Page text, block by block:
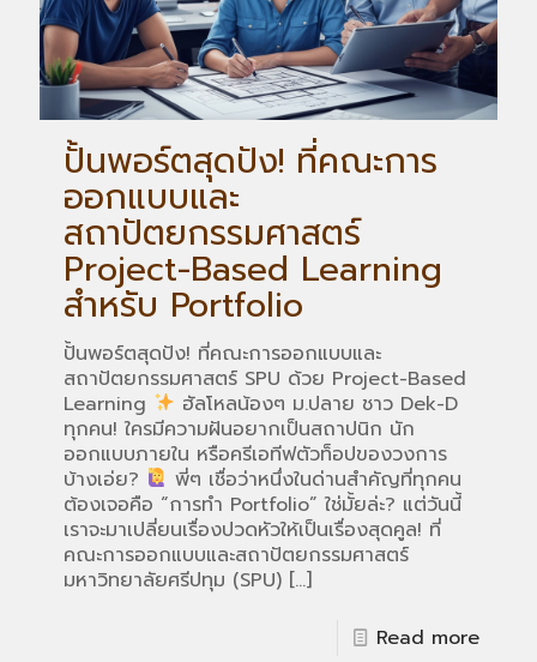
ปั้นพอร์ตสุดปัง! ที่คณะการ
ออกแบบและ
สถาปัตยกรรมศาสตร์
Project-Based Learning
สำหรับ Portfolio
ปั้นพอร์ตสุดปัง! ที่คณะการออกแบบและ
สถาปัตยกรรมศาสตร์ SPU ด้วย Project-Based
Learning
ฮัลโหลน้องๆ ม.ปลาย ชาว Dek-D
ทุกคน! ใครมีความฝันอยากเป็นสถาปนิก นัก
ออกแบบภายใน หรือครีเอทีฟตัวท็อปของวงการ
บ้างเอ่ย?
พี่ๆ เชื่อว่าหนึ่งในด่านสำคัญที่ทุกคน
ต้องเจอคือ “การทำ Portfolio” ใช่มั้ยล่ะ? แต่วันนี้
เราจะมาเปลี่ยนเรื่องปวดหัวให้เป็นเรื่องสุดคูล! ที่
คณะการออกแบบและสถาปัตยกรรมศาสตร์
มหาวิทยาลัยศรีปทุม (SPU) […]
Read more